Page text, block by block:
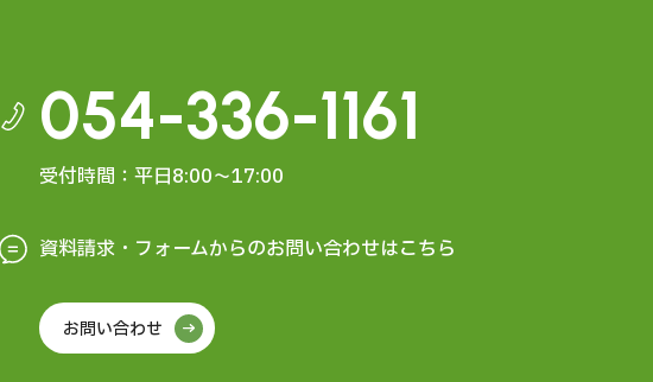
054-336-1161
受付時間：平日8:00～17:00
資料請求・フォームからのお問い合わせはこちら
お問い合わせ